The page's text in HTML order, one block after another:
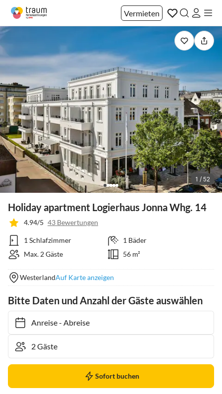
Vermieten
1 / 52
Holiday apartment Logierhaus Jonna Whg. 14
4.94/5 43 Bewertungen
1 Schlafzimmer
1 Bäder
Max. 2 Gäste
56 m²
WesterlandAuf Karte anzeigen
Bitte Daten und Anzahl der Gäste auswählen
Anreise- Abreise
Sofort buchen